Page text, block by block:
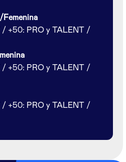
Femenina
/ +50: PRO y TALENT /
/ +50: PRO y TALENT /
/ +50: PRO y TALENT /